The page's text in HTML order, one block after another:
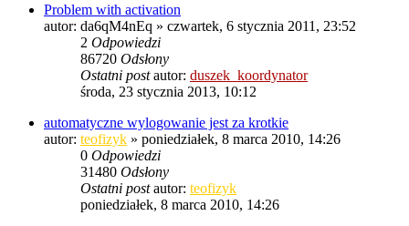
Problem with activation
autor: da6qM4nEq » czwartek, 6 stycznia 2011, 23:52
2 Odpowiedzi
86720 Odsłony
Ostatni postautor: duszek_koordynator
środa, 23 stycznia 2013, 10:12
automatyczne wylogowanie jest za krotkie
autor: teofizyk » poniedziałek, 8 marca 2010, 14:26
0 Odpowiedzi
31480 Odsłony
Ostatni postautor: teofizyk
poniedziałek, 8 marca 2010, 14:26